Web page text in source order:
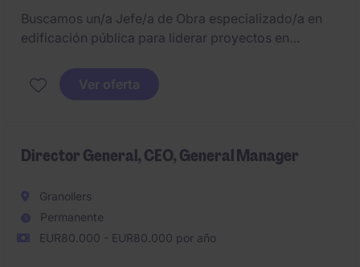
Buscamos un/a Jefe/a de Obra especializado/a en
edificación pública para liderar proyectos en
ejecución y control económico de la obras. Con ello
se busca a una persona a largo plazo para la
Ver oferta
Director General, CEO, General Manager
Granollers
Permanente
EUR80.000 - EUR80.000 por año